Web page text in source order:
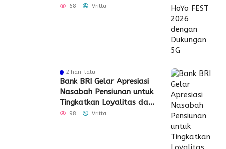
Dukungan 5G
68 Vritta
2 hari lalu
Bank BRI Gelar Apresiasi
Nasabah Pensiunan untuk
Tingkatkan Loyalitas dan
Pengalaman Layanan
98 Vritta